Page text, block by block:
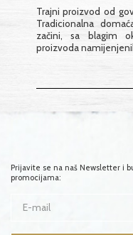
Trajni proizvod od
Tradicionalna
začini, sa blagim
proizvoda
Prijavite se na naš Newsletter i
promocijama: